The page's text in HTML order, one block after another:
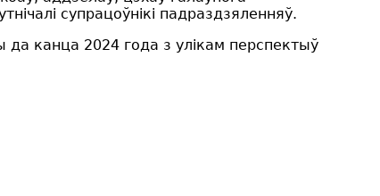
супрацоўнікі падраздзяленняў.
канца 2024 года з улікам перспектыў